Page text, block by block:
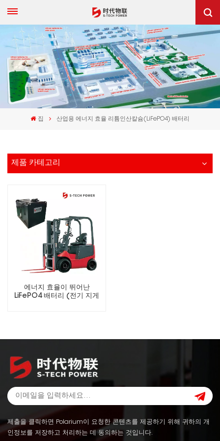
집 산업용 에너지 효율 리튬인산칼슘(LiFePO4) 배터리
제품 카테고리
에너지 효율이 뛰어난
LiFePO4 배터리 (전기 지게
제출을 클릭하면 Polarium이 요청한 콘텐츠를 제공하기 위해 귀하의 개
인정보를 저장하고 처리하는 데 동의하는 것입니다.